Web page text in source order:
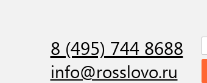
8 (495) 744 8688
info@rosslovo.ru